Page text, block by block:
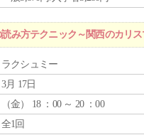
み方テクニック～関西のカリ
ラクシュミー
3月 17日
（金） 18 ：00 ～ 20 ：00
全1回